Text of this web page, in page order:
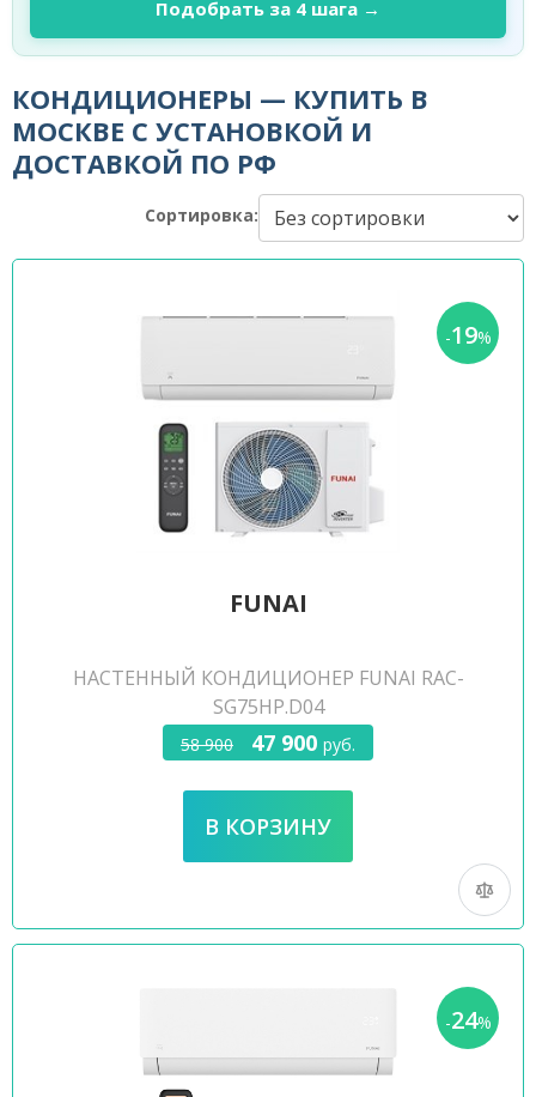
Подобрать за 4 шага →
КОНДИЦИОНЕРЫ — КУПИТЬ В
МОСКВЕ С УСТАНОВКОЙ И
ДОСТАВКОЙ ПО РФ
Сортировка:
-19%
FUNAI
НАСТЕННЫЙ КОНДИЦИОНЕР FUNAI RAC-
SG75HP.D04
58 900 47 900 руб.
-24%